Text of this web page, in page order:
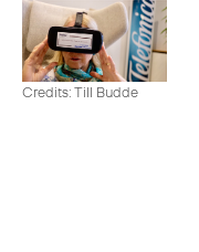
Credits: Till Budde